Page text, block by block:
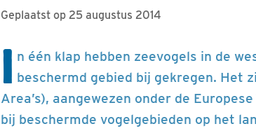
Geplaatst op 25 augustus 2014
I n één klap hebben zeevogels in de
beschermd gebied bij gekregen. Het
Area’s), aangewezen onder de
bij beschermde vogelgebieden op het